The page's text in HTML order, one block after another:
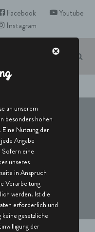
Facebook
Youtube
Instagram
an unserem
besonders hohen
Nutzung der
Angabe
eine
unseres
in Anspruch
Verarbeitung
werden. Ist die
erforderlich und
gesetzliche
der